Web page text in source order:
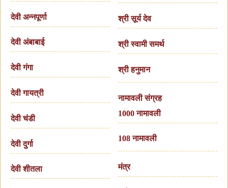
देवी अन्नपूर्णा
देवी अंबाबाई
देवी गंगा
देवी गायत्री
देवी चंडी
देवी दुर्गा
देवी शीतला
श्री सूर्य देव
श्री स्वामी समर्थ
श्री हनुमान
नामावली संग्रह
1000 नामावली
108 नामावली
मंत्र